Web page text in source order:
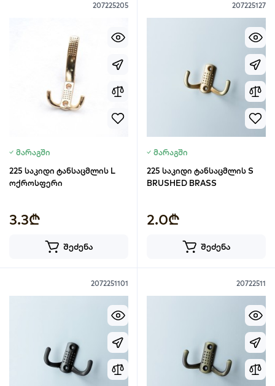
207225205
მარაგში
225 საკიდი ტანსაცმლის L
ოქროსფერი
3.3₾
შეძენა
207225127
მარაგში
225 საკიდი ტანსაცმლის S
BRUSHED BRASS
2.0₾
შეძენა
2072251101 20722511